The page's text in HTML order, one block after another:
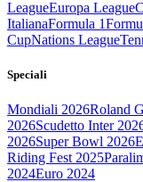
LeagueEuropa League
ItalianaFormula 1
CupNations League
Speciali
Mondiali 2026Roland
2026Scudetto Inter
2026Super Bowl 2026
Riding Fest 2025
2024Euro 2024